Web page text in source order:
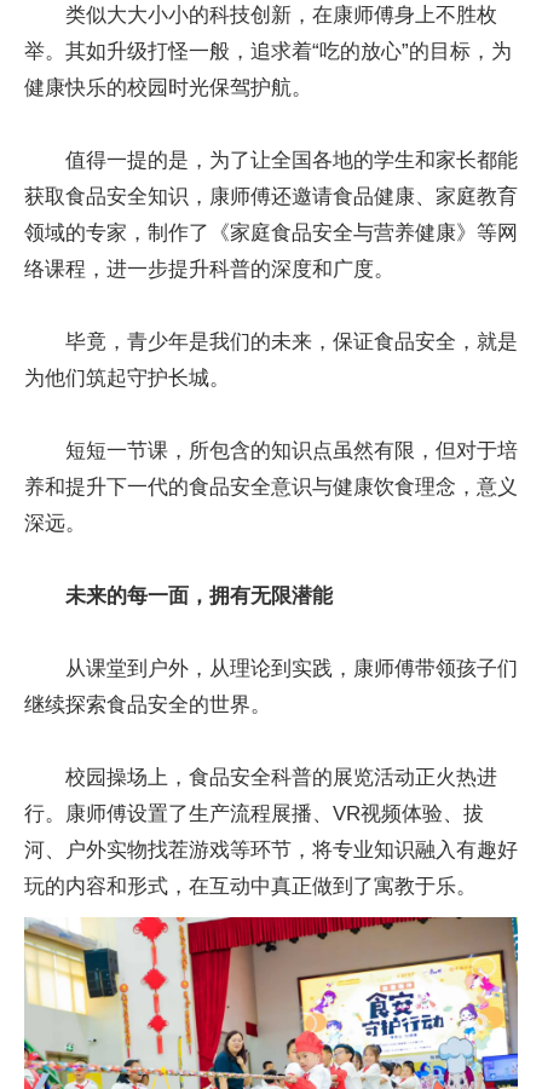
类似大大小小的科技创新，在康师傅身上不胜枚
举。其如升级打怪一般，追求着“吃的放心”的目标，为
健康快乐的校园时光保驾护航。
值得一提的是，为了让全国各地的学生和家长都能
获取食品安全知识，康师傅还邀请食品健康、家庭教育
领域的专家，制作了《家庭食品安全与营养健康》等网
络课程，进一步提升科普的深度和广度。
毕竟，青少年是我们的未来，保证食品安全，就是
为他们筑起守护长城。
短短一节课，所包含的知识点虽然有限，但对于培
养和提升下一代的食品安全意识与健康饮食理念，意义
深远。
未来的每一面，拥有无限潜能
从课堂到户外，从理论到实践，康师傅带领孩子们
继续探索食品安全的世界。
校园操场上，食品安全科普的展览活动正火热进
行。康师傅设置了生产流程展播、VR视频体验、拔
河、户外实物找茬游戏等环节，将专业知识融入有趣好
玩的内容和形式，在互动中真正做到了寓教于乐。